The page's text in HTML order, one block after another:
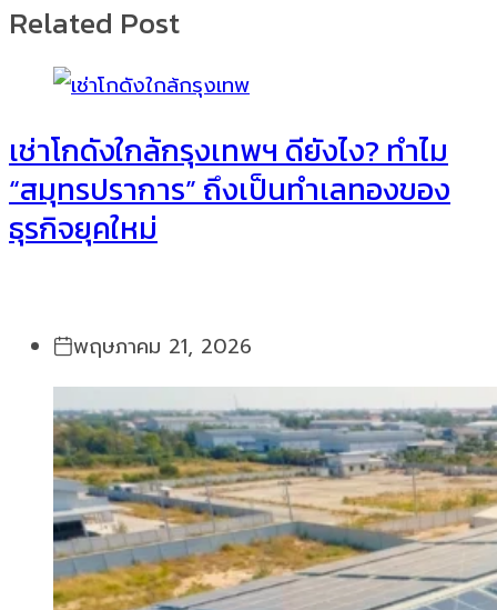
Related Post
เช่าโกดังใกล้กรุงเทพฯ ดียังไง? ทำไม
“สมุทรปราการ” ถึงเป็นทำเลทองของ
ธุรกิจยุคใหม่
พฤษภาคม 21, 2026